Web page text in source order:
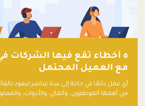
٥ أخطاء تقع فيها الشركات
مع العميل المحتمل
أي عمل دائمًا في حاجة إلى عدة عناصر ليعود
من أهمها الموظفون، والمال، والأدوات،